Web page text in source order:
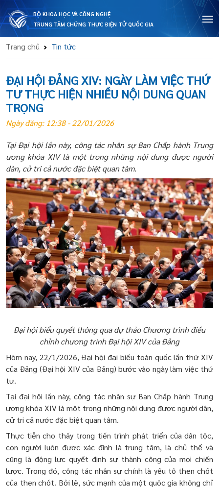
BỘ KHOA HỌC VÀ CÔNG NGHỆ
TRUNG TÂM CHỨNG THỰC ĐIỆN TỬ QUỐC GIA
Trang chủ Tin tức
ĐẠI HỘI ĐẢNG XIV: NGÀY LÀM VIỆC THỨ
TƯ THỰC HIỆN NHIỀU NỘI DUNG QUAN
TRỌNG
Ngày đăng: 12:38 - 22/01/2026
Tại Đại hội lần này, công tác nhân sự Ban Chấp hành Trung
ương khóa XIV là một trong những nội dung được người
dân, cử tri cả nước đặc biệt quan tâm.
Đại hội biểu quyết thông qua dự thảo Chương trình điều
chỉnh chương trình Đại hội XIV của Đảng
Hôm nay, 22/1/2026, Đại hội đại biểu toàn quốc lần thứ XIV
của Đảng (Đại hội XIV của Đảng) bước vào ngày làm việc thứ
tư.
Tại đại hội lần này, công tác nhân sự Ban Chấp hành Trung
ương khóa XIV là một trong những nội dung được người dân,
cử tri cả nước đặc biệt quan tâm.
Thực tiễn cho thấy trong tiến trình phát triển của dân tộc,
con người luôn được xác định là trung tâm, là chủ thể và
cũng là động lực quyết định sự thành công của mọi chiến
lược. Trong đó, công tác nhân sự chính là yếu tố then chốt
của then chốt. Bởi lẽ, sức mạnh của một quốc gia không chỉ